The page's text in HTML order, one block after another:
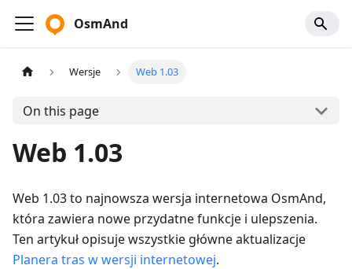
OsmAnd
Wersje Web 1.03
On this page
Web 1.03
Web 1.03 to najnowsza wersja internetowa OsmAnd,
która zawiera nowe przydatne funkcje i ulepszenia.
Ten artykuł opisuje wszystkie główne aktualizacje
Planera tras w wersji internetowej.